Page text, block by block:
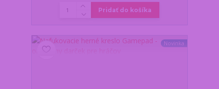
Pridať do košíka
Novinka